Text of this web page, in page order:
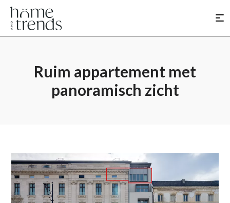
Ruim appartement met
panoramisch zicht